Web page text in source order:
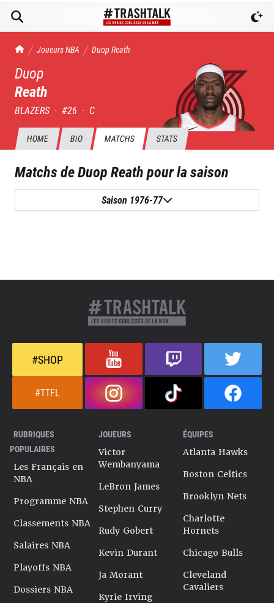
TrashTalk Actu NBA
Joueurs NBA Duop Reath
Duop
Reath
BLAZERS · #26 · C
HOME BIO MATCHS STATS
Matchs deDuop Reathpour la saison
Saison 1976-77
#SHOP
#TTFL
RUBRIQUES
POPULAIRES
Les Français en
NBA
Programme NBA
Classements NBA
Salaires NBA
Playoffs NBA
Dossiers NBA
JOUEURS
Victor
Wembanyama
LeBron James
Stephen Curry
Rudy Gobert
Kevin Durant
Ja Morant
Kyrie Irving
ÉQUIPES
Atlanta Hawks
Boston Celtics
Brooklyn Nets
Charlotte
Hornets
Chicago Bulls
Cleveland
Cavaliers